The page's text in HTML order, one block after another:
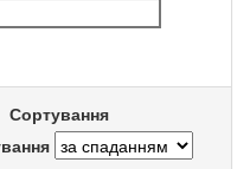
Сортування